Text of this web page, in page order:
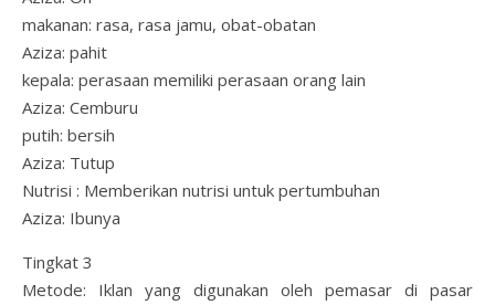
makanan: rasa, rasa jamu, obat-obatan
Aziza: pahit
kepala: perasaan memiliki perasaan orang lain
Aziza: Cemburu
putih: bersih
Aziza: Tutup
Nutrisi : Memberikan nutrisi untuk pertumbuhan
Aziza: Ibunya
Tingkat 3
Metode: Iklan yang digunakan oleh pemasar di pasar